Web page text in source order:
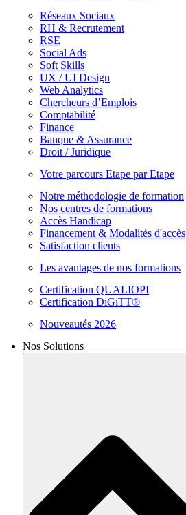
Réseaux Sociaux
RH & Recrutement
RSE
Social Ads
Soft Skills
UX / UI Design
Web Analytics
Chercheurs d’Emplois
Comptabilité
Finance
Banque & Assurance
Droit / Juridique
Votre parcours Etape par Etape
Notre méthodologie de formation
Nos centres de formations
Accès Handicap
Financement & Modalités d'accès
Satisfaction clients
Les avantages de nos formations
Certification QUALIOPI
Certification DiGiTT®
Nouveautés 2026
Nos Solutions